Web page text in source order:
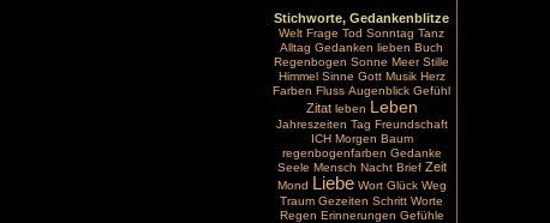
Stichworte, Gedankenblitze
Welt Frage Tod Sonntag Tanz
Alltag Gedanken lieben Buch
Regenbogen Sonne Meer Stille
Himmel Sinne Gott Musik Herz
Farben Fluss Augenblick Gefühl
Zitat leben Leben
Jahreszeiten Tag Freundschaft
ICH Morgen Baum
regenbogenfarben Gedanke
Seele Mensch Nacht Brief Zeit
Mond Liebe Wort Glück Weg
Traum Gezeiten Schritt Worte
Regen Erinnerungen Gefühle